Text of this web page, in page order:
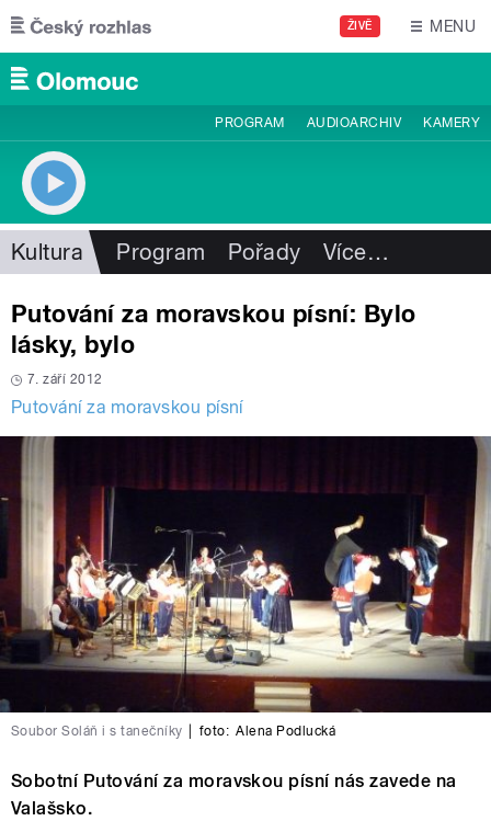
Přejít k hlavnímu obsahu
ŽIVĚ MENU
PROGRAM AUDIOARCHIV KAMERY
Kultura Program Pořady Více…
Putování za moravskou písní: Bylo
lásky, bylo
7. září 2012
Putování za moravskou písní
Soubor Soláň i s tanečníky foto: Alena Podlucká
Sobotní Putování za moravskou písní nás zavede na
Valašsko.